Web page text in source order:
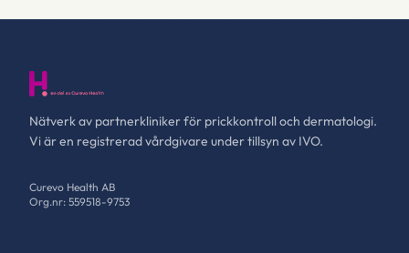
Nätverk av partnerkliniker för prickkontroll och dermatologi.
Vi är en registrerad vårdgivare under tillsyn av IVO.
Curevo Health AB
Org.nr: 559518-9753